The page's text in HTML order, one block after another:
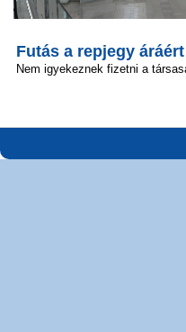
Futás a repjegy áráért
Nem igyekeznek fizetni a